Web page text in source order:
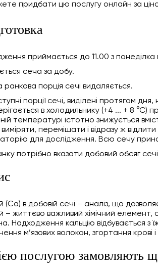
придбати цю послугу онлайн за
приймається до 11.00 з
сеча за добу.
ранкова порція сечі видаляється.
порції сечі, виділені протягом
в холодильнику (+4 ... + 8 °С)
температурі істотно знижується
перемішати і відразу ж
для дослідження. Всю сечу
потрібно вказати добовий обсяг
(Са) в добовій сечі – аналіз, що
– життєво важливий хімічний елемент,
Надходження кальцію відбувається з
м’язових волокон, згортання крові
послугою замовляють